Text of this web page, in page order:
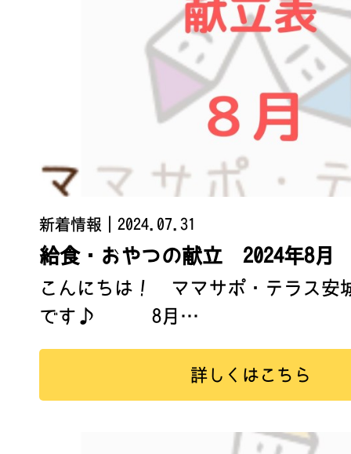
新着情報 ｜2024.07.31
給食・おやつの献立 2024年8月
こんにちは！ ママサポ・テラス安
です♪ 8月…
詳しくはこちら